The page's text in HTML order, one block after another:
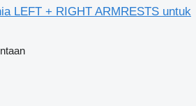
LEFT + RIGHT ARMRESTS untuk